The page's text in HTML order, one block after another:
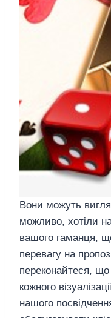
Вони можуть
можливо, хотіли
вашого гаманця,
перевагу на
переконайтеся,
кожного
нашого